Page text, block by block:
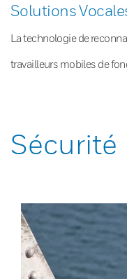
Solutions
La technologie de
travailleurs mobiles de
Sécurité